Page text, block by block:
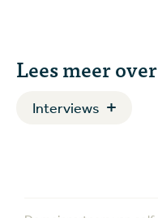
Lees meer over
Interviews